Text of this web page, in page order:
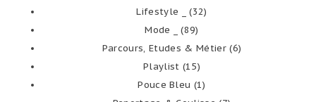
Lifestyle _
(32)
Mode _
(89)
Parcours, Etudes & Métier(6)
Playlist (15)
Pouce Bleu (1)